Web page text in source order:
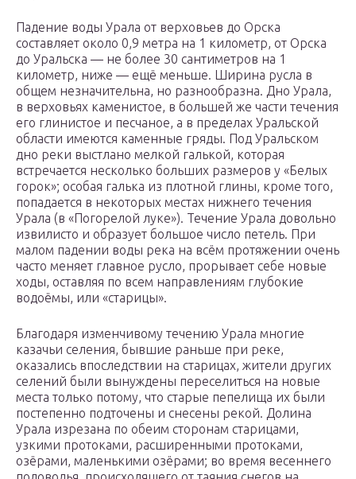
Падение воды Урала от верховьев до Орска
составляет около 0,9 метра на 1 километр, от Орска
до Уральска — не более 30 сантиметров на 1
километр, ниже — ещё меньше. Ширина русла в
общем незначительна, но разнообразна. Дно Урала,
в верховьях каменистое, в большей же части течения
его глинистое и песчаное, а в пределах Уральской
области имеются каменные гряды. Под Уральском
дно реки выстлано мелкой галькой, которая
встречается несколько больших размеров у «Белых
горок»; особая галька из плотной глины, кроме того,
попадается в некоторых местах нижнего течения
Урала (в «Погорелой луке»). Течение Урала довольно
извилисто и образует большое число петель. При
малом падении воды река на всём протяжении очень
часто меняет главное русло, прорывает себе новые
ходы, оставляя по всем направлениям глубокие
водоёмы, или «старицы».
Благодаря изменчивому течению Урала многие
казачьи селения, бывшие раньше при реке,
оказались впоследствии на старицах, жители других
селений были вынуждены переселиться на новые
места только потому, что старые пепелища их были
постепенно подточены и снесены рекой. Долина
Урала изрезана по обеим сторонам старицами,
узкими протоками, расширенными протоками,
озёрами, маленькими озёрами; во время весеннего